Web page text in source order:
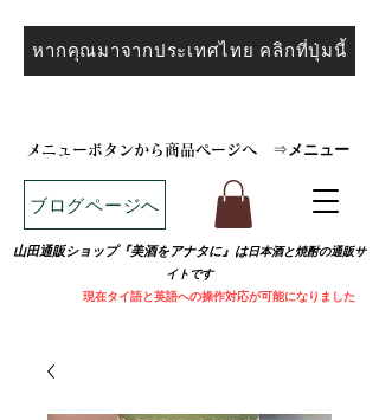
หากคุณมาจากประเทศไทย คลิกที่ปุ่มนี้
メニューボタンから商品ページへ ⇒ メニュー
ブログページへ
山田通販ショップ『美酒をアナタに』は日本酒と焼酎の通販サ
イトです
現在タイ語と英語への操作対応が可能になりました